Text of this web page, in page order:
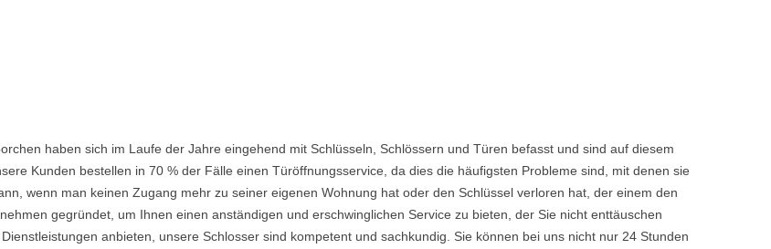
haben sich im Laufe der Jahre eingehend mit Schlüsseln, Schlössern und Türen befasst und sind auf diesem
Kunden bestellen in 70 % der Fälle einen Türöffnungsservice, da dies die häufigsten Probleme sind, mit denen sie
wenn man keinen Zugang mehr zu seiner eigenen Wohnung hat oder den Schlüssel verloren hat, der einem den
gegründet, um Ihnen einen anständigen und erschwinglichen Service zu bieten, der Sie nicht enttäuschen
anbieten, unsere Schlosser sind kompetent und sachkundig. Sie können bei uns nicht nur 24 Stunden